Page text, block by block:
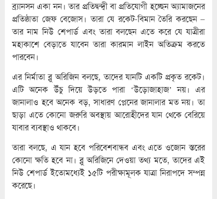
ব্র্যানসন একা নন। তার প্রতিদ্বন্দ্বী বা প্রতিযোগী হচ্ছেন অ্যামাজনের
প্রতিষ্ঠাতা জেফ বেজোস। তারা যে রকেট-বিমান তৈরি করছেন –
তার নাম নিউ শেপার্ড এবং তারা বলছেন এতে করে যে যাত্রীরা
মহাকাশে বেড়াতে যাবেন তারা কারমান লাইন অতিক্রম করতে
পারবেন।
এর নির্মাতা ব্লু অরিজিন বলছে, তাদের যানটি একটি প্রকৃত রকেট।
এটি অনেক উঁচু দিয়ে উড়তে পারা ‘উড়োজাহাজ’ নয়। এর
জানালাও হবে অনেক বড়, সাধারণ প্লেনের জানালার মত নয়। তা
ছাড়া এতে কোনো জরুরি অবস্থায় আরোহীদের যান থেকে বেরিয়ে
যাবার ব্যবস্থাও থাকবে।
তারা বলছে, এ যান হবে পরিবেশবান্ধব এবং এতে ওজোন স্তরের
কোনো ক্ষতি হবে না। ব্লু অরিজিনে দেওয়া তথ্য মতে, তাদের এই
নিউ শেপার্ড ইতোমধ্যেই ১৫টি পরীক্ষামূলক যাত্রা নিরাপদে সম্পন্ন
করেছে।